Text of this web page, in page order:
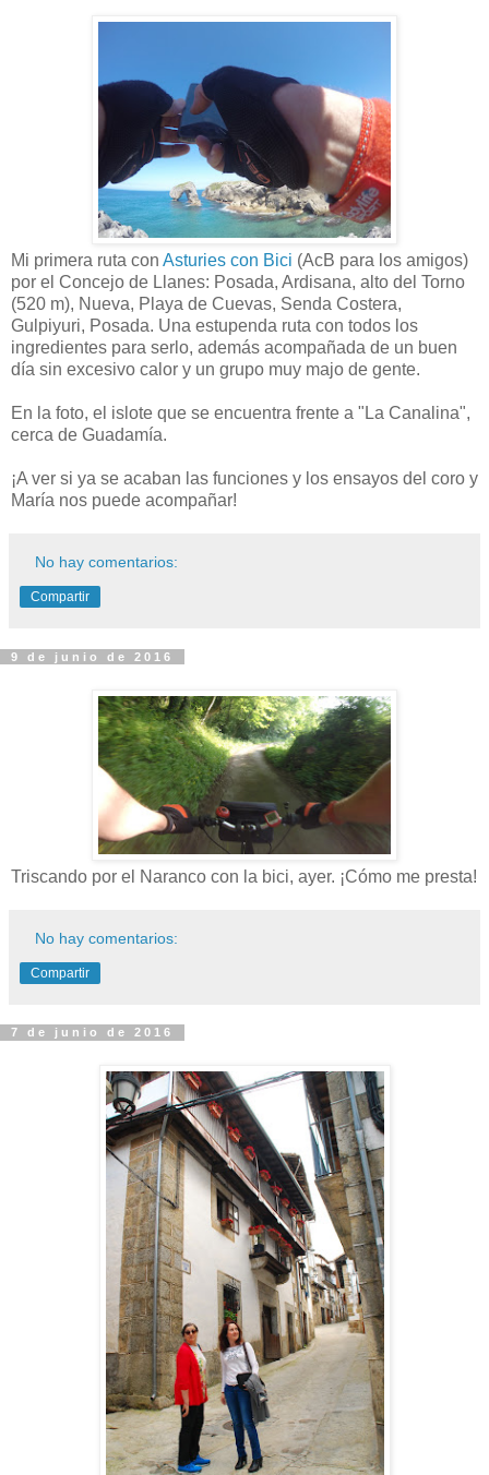
Mi primera ruta con Asturies con Bici (AcB para los amigos)
por el Concejo de Llanes: Posada, Ardisana, alto del Torno
(520 m), Nueva, Playa de Cuevas, Senda Costera,
Gulpiyuri, Posada. Una estupenda ruta con todos los
ingredientes para serlo, además acompañada de un buen
día sin excesivo calor y un grupo muy majo de gente.
En la foto, el islote que se encuentra frente a "La Canalina",
cerca de Guadamía.
¡A ver si ya se acaban las funciones y los ensayos del coro y
María nos puede acompañar!
No hay comentarios:
Compartir
9 de junio de 2016
Triscando por el Naranco con la bici, ayer. ¡Cómo me presta!
No hay comentarios:
Compartir
7 de junio de 2016